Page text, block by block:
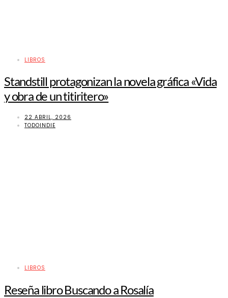
LIBROS
Standstill protagonizan la novela gráfica «Vida
y obra de un titiritero»
22 ABRIL, 2026
TODOINDIE
LIBROS
Reseña libro Buscando a Rosalía